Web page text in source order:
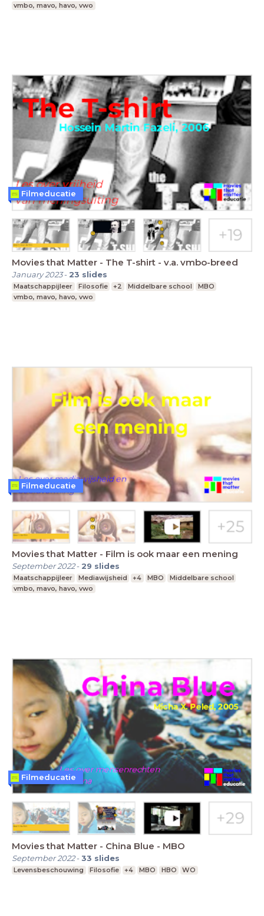
vmbo, mavo, havo, vwo
Movies that Matter - The T-shirt - v.a. vmbo-breed
January 2023- 23 slides
Maatschappijleer Filosofie +2 Middelbare school
MBO
vmbo, mavo, havo, vwo
Filmeducatie
Movies that Matter - Film is ook maar een mening
September 2022- 29 slides
Maatschappijleer Mediawijsheid +4 MBO
Middelbare school
vmbo, mavo, havo, vwo
Filmeducatie
Movies that Matter - China Blue - MBO
September 2022-33 slides
Levensbeschouwing Filosofie +4 MBO HBO WO
Filmeducatie